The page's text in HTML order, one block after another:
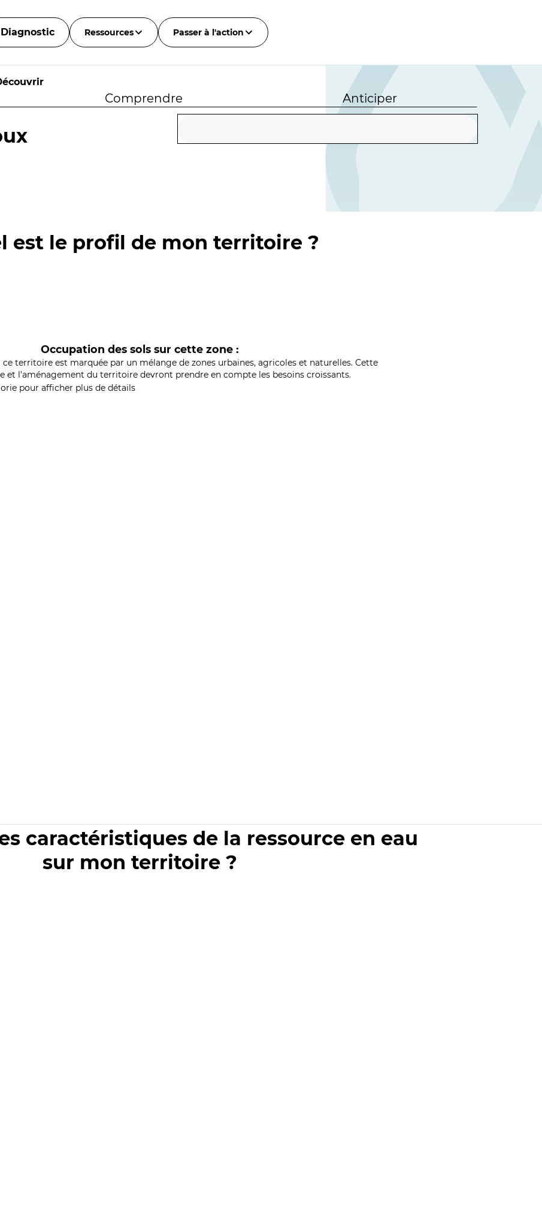
Diagnostic Ressources Passer à l'action
Comprendre Anticiper
est le profil de mon territoire ?
Occupation des sols sur cette zone :
ce territoire est marquée par un mélange de zones urbaines, agricoles et naturelles. Cette
et l'aménagement du territoire devront prendre en compte les besoins croissants.
pour afficher plus de détails
caractéristiques de la ressource en eau
sur mon territoire ?